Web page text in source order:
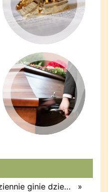
»
Gaza: mimo rozejmu codziennie ginie dziecko